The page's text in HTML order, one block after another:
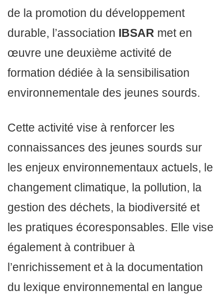
de la promotion du développement
durable, l’association IBSAR met en
œuvre une deuxième activité de
formation dédiée à la sensibilisation
environnementale des jeunes sourds.
Cette activité vise à renforcer les
connaissances des jeunes sourds sur
les enjeux environnementaux actuels, le
changement climatique, la pollution, la
gestion des déchets, la biodiversité et
les pratiques écoresponsables. Elle vise
également à contribuer à
l’enrichissement et à la documentation
du lexique environnemental en langue